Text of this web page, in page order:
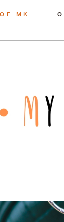
МК